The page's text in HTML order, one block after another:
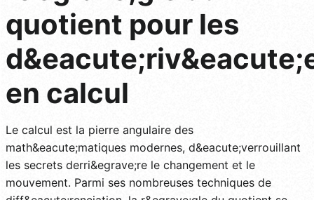
quotient pour les
en calcul
Le calcul est la pierre angulaire des
math&eacute;matiques modernes, d&eacute;verrouillant
les secrets derri&egrave;re le changement et le
mouvement. Parmi ses nombreuses techniques de